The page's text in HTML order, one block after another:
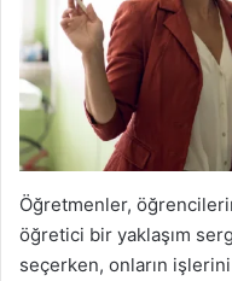
Öğretmenler,
öğretici bir yaklaşım
seçerken, onların